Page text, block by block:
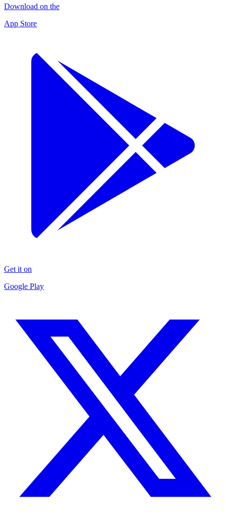
Download on the
App Store
Get it on
Google Play